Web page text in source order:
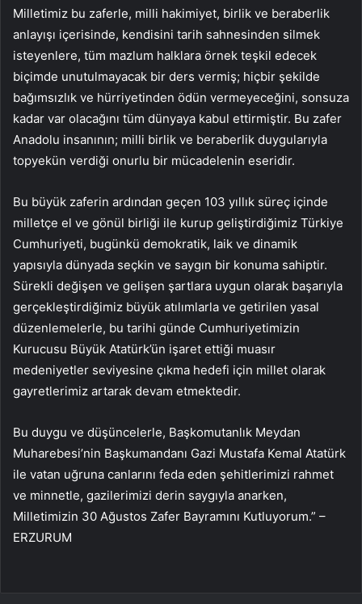
Milletimiz bu zaferle, milli hakimiyet, birlik ve beraberlik
anlayışı içerisinde, kendisini tarih sahnesinden silmek
isteyenlere, tüm mazlum halklara örnek teşkil edecek
biçimde unutulmayacak bir ders vermiş; hiçbir şekilde
bağımsızlık ve hürriyetinden ödün vermeyeceğini, sonsuza
kadar var olacağını tüm dünyaya kabul ettirmiştir. Bu zafer
Anadolu insanının; milli birlik ve beraberlik duygularıyla
topyekün verdiği onurlu bir mücadelenin eseridir.
Bu büyük zaferin ardından geçen 103 yıllık süreç içinde
milletçe el ve gönül birliği ile kurup geliştirdiğimiz Türkiye
Cumhuriyeti, bugünkü demokratik, laik ve dinamik
yapısıyla dünyada seçkin ve saygın bir konuma sahiptir.
Sürekli değişen ve gelişen şartlara uygun olarak başarıyla
gerçekleştirdiğimiz büyük atılımlarla ve getirilen yasal
düzenlemelerle, bu tarihi günde Cumhuriyetimizin
Kurucusu Büyük Atatürk’ün işaret ettiği muasır
medeniyetler seviyesine çıkma hedefi için millet olarak
gayretlerimiz artarak devam etmektedir.
Bu duygu ve düşüncelerle, Başkomutanlık Meydan
Muharebesi’nin Başkumandanı Gazi Mustafa Kemal Atatürk
ile vatan uğruna canlarını feda eden şehitlerimizi rahmet
ve minnetle, gazilerimizi derin saygıyla anarken,
Milletimizin 30 Ağustos Zafer Bayramını Kutluyorum.” –
ERZURUM